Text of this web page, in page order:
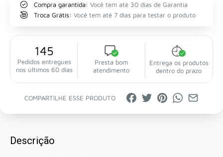
Compra garantida: Você tem até 30 dias de Garantia
Troca Grátis: Você tem até 7 dias para testar o produto
145
Pedidos entregues
nos últimos 60 dias
Presta bom
atendimento
Entrega os produtos
dentro do prazo
COMPARTILHE ESSE PRODUTO
Descrição